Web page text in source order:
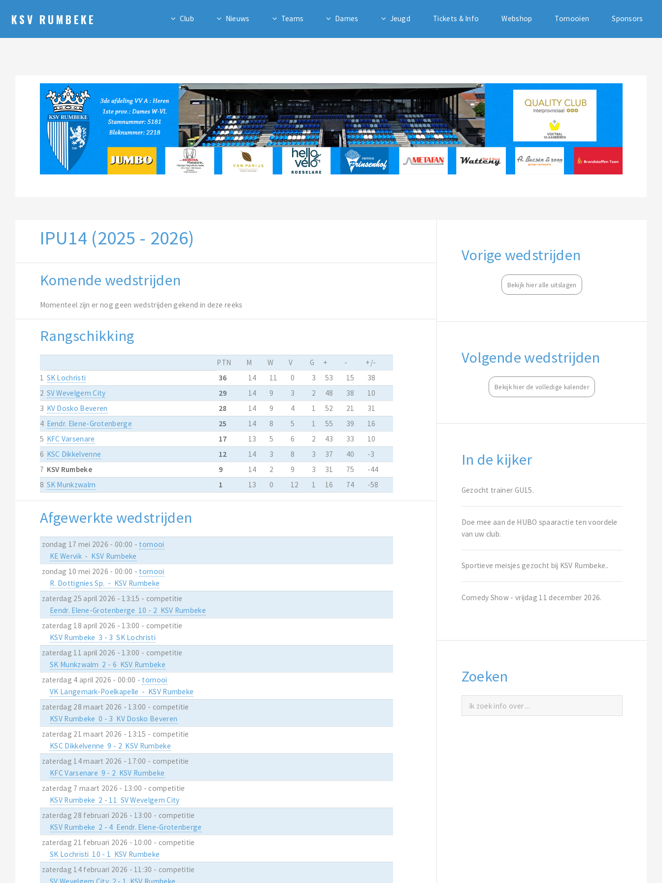
KSV RUMBEKE Club Nieuws Teams Dames Jeugd Tickets & Info Webshop Tornooien Sponsors
IPU14 (2025 - 2026)
Komende wedstrijden
Momenteel zijn er nog geen wedstrijden gekend in deze reeks
Rangschikking
PTN M W V G + -
+/-
1 SK Lochristi 36 14 11 0 3 53 15
38
2 SV Wevelgem City 29 14 9 3 2 48 38
10
3 KV Dosko Beveren 28 14 9 4 1 52 21
31
4 Eendr. Elene-Grotenberge 25 14 8 5 1 55 39
16
5 KFC Varsenare 17 13 5 6 2 43 33
10
6 KSC Dikkelvenne 12 14 3 8 3 37 40
-3
7 KSV Rumbeke 9 14 2 9 3 31 75
-44
8 SK Munkzwalm 1 13 0 12 1 16 74 -58
Afgewerkte wedstrijden
zondag 17 mei 2026 - 00:00 - tornooi
KE Wervik - KSV Rumbeke
zondag 10 mei 2026 - 00:00 - tornooi
R. Dottignies Sp. - KSV Rumbeke
zaterdag 25 april 2026 - 13:15 - competitie
Eendr. Elene-Grotenberge 10 - 2 KSV Rumbeke
zaterdag 18 april 2026 - 13:00 - competitie
KSV Rumbeke 3 - 3 SK Lochristi
zaterdag 11 april 2026 - 13:00 - competitie
SK Munkzwalm 2 - 6 KSV Rumbeke
zaterdag 4 april 2026 - 00:00 - tornooi
VK Langemark-Poelkapelle - KSV Rumbeke
zaterdag 28 maart 2026 - 13:00 - competitie
KSV Rumbeke 0 - 3 KV Dosko Beveren
zaterdag 21 maart 2026 - 13:15 - competitie
KSC Dikkelvenne 9 - 2 KSV Rumbeke
zaterdag 14 maart 2026 - 17:00 - competitie
KFC Varsenare 9 - 2 KSV Rumbeke
zaterdag 7 maart 2026 - 13:00 - competitie
KSV Rumbeke 2 - 11 SV Wevelgem City
zaterdag 28 februari 2026 - 13:00 - competitie
KSV Rumbeke 2 - 4 Eendr. Elene-Grotenberge
zaterdag 21 februari 2026 - 10:00 - competitie
SK Lochristi 10 - 1 KSV Rumbeke
zaterdag 14 februari 2026 - 11:30 - competitie
Vorige wedstrijden
Bekijk hier alle uitslagen
Volgende wedstrijden
Bekijk hier de volledige kalender
In de kijker
Gezocht trainer GU15.
Doe mee aan de HUBO spaaractie ten voordele
van uw club.
Sportieve meisjes gezocht bij KSV Rumbeke..
Comedy Show - vrijdag 11 december 2026.
Zoeken